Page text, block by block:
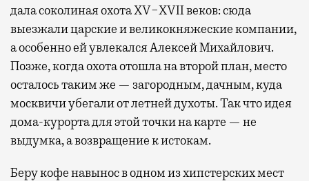
дала соколиная охота XV−XVII веков: сюда
выезжали царские и великокняжеские компании,
а особенно ей увлекался Алексей Михайлович.
Позже, когда охота отошла на второй план, место
осталось таким же — загородным, дачным, куда
москвичи убегали от летней духоты. Так что идея
дома-курорта для этой точки на карте — не
выдумка, а возвращение к истокам.
Беру кофе навынос в одном из хипстерских мест